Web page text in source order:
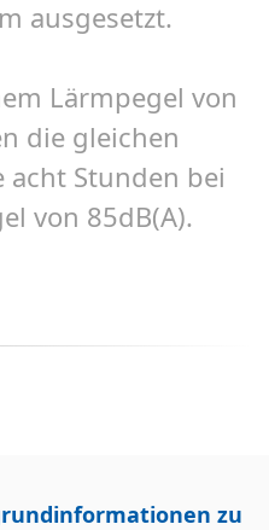
ausgesetzt.
Lärmpegel von
die gleichen
Stunden bei
von 85dB(A).
zu